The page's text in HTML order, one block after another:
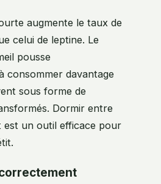
augmente le taux de
celui de leptine. Le
pousse
consommer davantage
sous forme de
Dormir entre
est un outil efficace pour